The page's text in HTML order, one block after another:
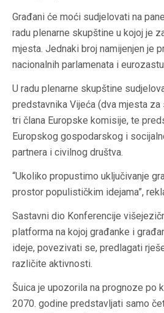
Građani će moći sudjelovati na
radu plenarne skupštine u kojoj je
mjesta. Jednaki broj namijenjen je
nacionalnih parlamenata i
U radu plenarne skupštine
predstavnika Vijeća (dva mjesta za
tri člana Europske komisije, te
Europskog gospodarskog i
partnera i civilnog društva.
“Ukoliko propustimo uključivanje
prostor populističkim idejama”,
Sastavni dio Konferencije
platforma na kojoj građanke i
ideje, povezivati se, predlagati
različite aktivnosti.
Šuica je upozorila na prognoze po
2070. godine predstavljati samo